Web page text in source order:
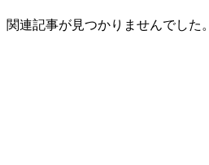
関連記事が見つかりませんでした。